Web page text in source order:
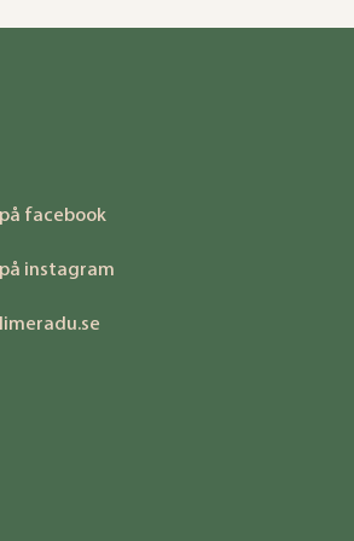
facebook
instagram